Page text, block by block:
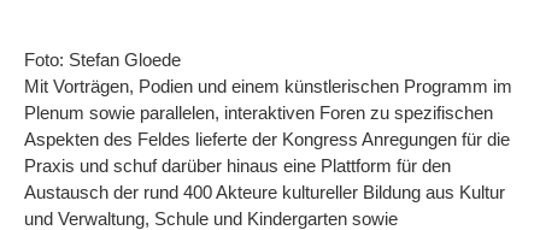
Foto: Stefan Gloede
Mit Vorträgen, Podien und einem künstlerischen Programm im
Plenum sowie parallelen, interaktiven Foren zu spezifischen
Aspekten des Feldes lieferte der Kongress Anregungen für die
Praxis und schuf darüber hinaus eine Plattform für den
Austausch der rund 400 Akteure kultureller Bildung aus Kultur
und Verwaltung, Schule und Kindergarten sowie